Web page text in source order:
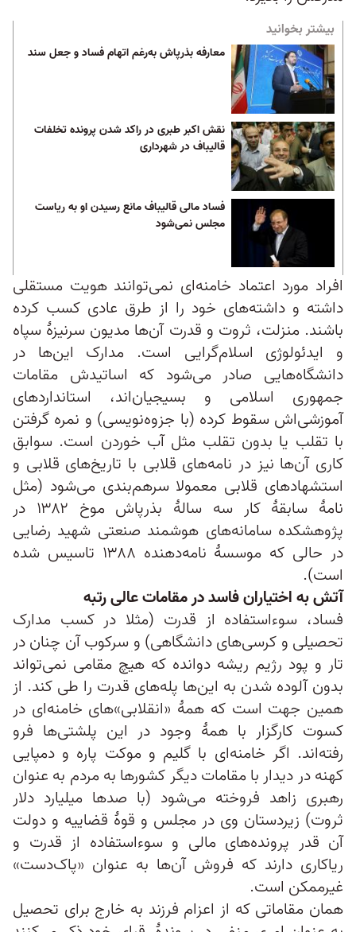
بیشتر بخوانید
معارفه بذرپاش به‌رغم اتهام فساد و جعل سند
نقش اکبر طبری در راکد شدن پرونده تخلفات
قالیباف در شهرداری
فساد مالی قالیباف مانع رسیدن او به ریاست
مجلس نمی‌شود
افراد مورد اعتماد خامنه‌ای نمی‌توانند هویت مستقلی
داشته و داشته‌های خود را از طرق عادی کسب کرده
باشند. منزلت، ثروت و قدرت آن‌ها مدیون سرنیزهٔ سپاه
و ایدئولوژی اسلام‌گرایی است. مدارک این‌ها در
دانشگاه‌هایی صادر می‌شود که اساتیدش مقامات
جمهوری اسلامی و بسیجیان‌اند، استانداردهای
آموزشی‌اش سقوط کرده (با جزوه‌نویسی) و نمره گرفتن
با تقلب یا بدون تقلب مثل آب خوردن است. سوابق
کاری آن‌ها نیز در نامه‌های قلابی با تاریخ‌های قلابی و
استشهادهای قلابی معمولا سرهم‌بندی می‌شود (مثل
نامهٔ سابقهٔ کار سه سالهٔ بذرپاش موخ ۱۳۸۲ در
پژوهشکده سامانه‌های هوشمند صنعتی شهید رضایی
در حالی که موسسهٔ نامه‌دهنده ۱۳۸۸ تاسیس شده
است).
آتش به اختیاران فاسد در مقامات عالی رتبه
فساد، سوءاستفاده از قدرت (مثلا در کسب مدارک
تحصیلی و کرسی‌های دانشگاهی) و سرکوب آن چنان در
تار و پود رژیم ریشه دوانده که هیچ مقامی نمی‌تواند
بدون آلوده شدن به این‌ها پله‌های قدرت را طی کند. از
همین جهت است که همهٔ «انقلابی‌»های خامنه‌‌ای در
کسوت کارگزار با همهٔ وجود در این پلشتی‌ها فرو
رفته‌اند. اگر خامنه‌ای با گلیم و موکت پاره و دمپایی
کهنه در دیدار با مقامات دیگر کشورها به مردم به عنوان
رهبری زاهد فروخته می‌شود (با صدها میلیارد دلار
ثروت) زیردستان وی در مجلس و قوهٔ قضاییه و دولت
آن قدر پرونده‌های مالی و سوءاستفاده از قدرت و
ریاکاری دارند که فروش آن‌ها به عنوان «پاک‌دست»
غیرممکن است.
همان مقاماتی که از اعزام فرزند به خارج برای تحصیل